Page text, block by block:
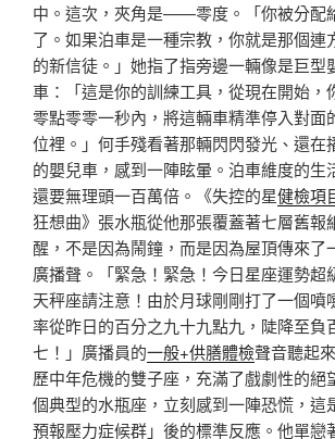
中。這次，夾角是——零度。「你被分配
了。如果泊車是一種宗教，你就是那個連
的新信徒。」她指了指旁邊一輛像是巨型
車：「這是你的訓練工具，從現在開始，
零點零零一秒內，將這輛車精準停入對面
位裡。」何手殘看著那輛閃閃發光、還在
的嬰兒車，感到一陣眩暈。泊車維度的生
還要無理頭一百萬倍。《失控的星健檢項
狂想曲》張水瓶從他那張覆蓋著七層舊報
醒，不是因為鬧鐘，而是因為屋頂傳來了
廣播聲。「緊急！緊急！今日星座運勢超
天秤座請注意！由於月球剛剛打了一個噴
率從昨日的百分之九十九點九，陡降至負
七！」廣播員的一般+供膳體檢聲音聽起
歷中年危機的雙子座，充滿了戲劇性的絕
個典型的水瓶座，立刻感到一陣恐慌，這
預報壓力症候群」後的標準反應。他單戀